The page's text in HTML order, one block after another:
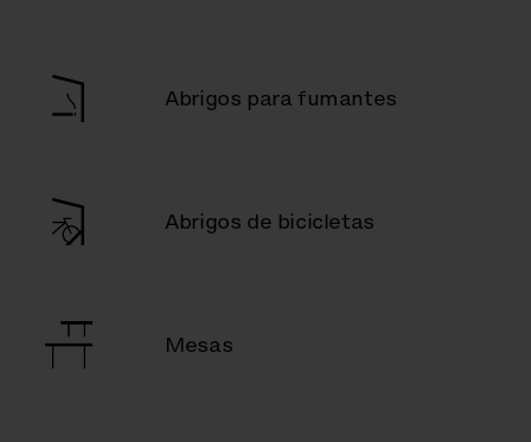
Abrigos para fumantes
Abrigos de bicicletas
Mesas